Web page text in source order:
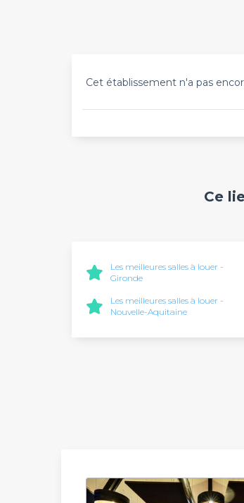
Cet établissement n'a pas
Ce
Les meilleures salles à louer -
Gironde
Les meilleures salles à louer -
Nouvelle-Aquitaine